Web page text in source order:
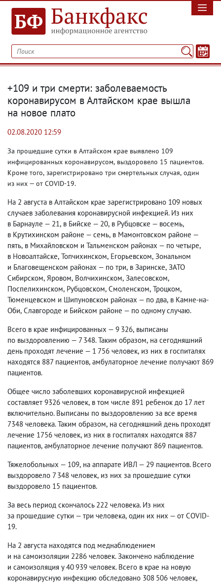
+109 и три смерти: заболеваемость
коронавирусом в Алтайском крае вышла
на новое плато
02.08.2020 12:59
За прошедшие сутки в Алтайском крае выявлено 109
инфицированных коронавирусом, выздоровело 15 пациентов.
Кроме того, зарегистрировано три смертельных случая, один
из них — от COVID-19.
На 2 августа в Алтайском крае зарегистрировано 109 новых
случаев заболевания коронавирусной инфекцией. Из них
в Барнауле — 21, в Бийске — 20, в Рубцовске — восемь,
в Крутихинском районе — семь, в Мамонтовском районе —
пять, в Михайловском и Тальменском районах — по четыре,
в Новоалтайске, Топчихинском, Егорьевском, Зональном
и Благовещенском районах — по три, в Заринске, ЗАТО
Сибирском, Яровом, Волчихинском, Залесовском,
Поспелихинском, Рубцовском, Смоленском, Троцком,
Тюменцевском и Шипуновском районах — по два, в Камне-на-
Оби, Славгороде и Бийском районе — по одному случаю.
Всего в крае инфицированных — 9 326, выписаны
по выздоровлению — 7 348. Таким образом, на сегодняшний
день проходят лечение — 1 756 человек, из них в госпиталях
находятся 887 пациентов, амбулаторное лечение получают 869
пациентов.
Общее число заболевших коронавирусной инфекцией
составляет 9326 человек, в том числе 891 ребенок до 17 лет
включительно. Выписаны по выздоровлению за все время
7348 человека. Таким образом, на сегодняшний день проходят
лечение 1756 человек, из них в госпиталях находятся 887
пациентов, амбулаторное лечение получают 869 пациентов.
Тяжелобольных — 109, на аппарате ИВЛ — 29 пациентов. Всего
выздоровело 7 348 человек, из них за прошедшие сутки
выздоровело 15 пациентов.
За весь период скончалось 222 человека. Из них
за прошедшие сутки — три человека, один их них — от COVID-
19.
На 2 августа находятся под меднаблюдением
и на самоизоляции 2286 человек. Закончено наблюдение
и самоизоляция у 40 939 человек. Всего в крае на новую
коронавирусную инфекцию обследовано 308 506 человек,